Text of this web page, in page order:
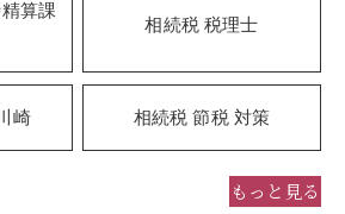
算課
相続税 税理士
崎 相続税 節税 対策
もっと見る